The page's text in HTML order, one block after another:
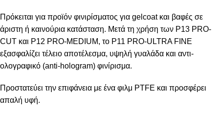
Πρόκειται για προϊόν φινιρίσματος για gelcoat και βαφές σε
άριστη ή καινούρια κατάσταση. Μετά τη χρήση των P13 PRO-
CUT και P12 PRO-MEDIUM, το P11 PRO-ULTRA FINE
εξασφαλίζει τέλειο αποτέλεσμα, υψηλή γυαλάδα και αντι-
ολογραφικό (anti-hologram) φινίρισμα.
Προστατεύει την επιφάνεια με ένα φιλμ PTFE και προσφέρει
απαλή υφή.